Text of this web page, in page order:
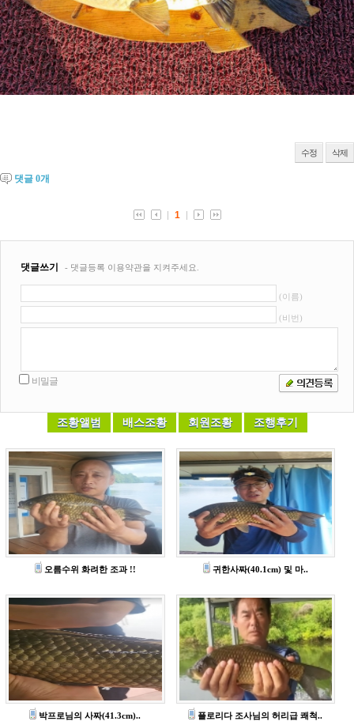
수정 삭제
댓글 0개
오름수위 화려한 조과 !! 귀한사짜(40.1cm) 및 마..
박프로님의 사짜(41.3cm).. 플로리다 조사님의 허리급 쾌척..